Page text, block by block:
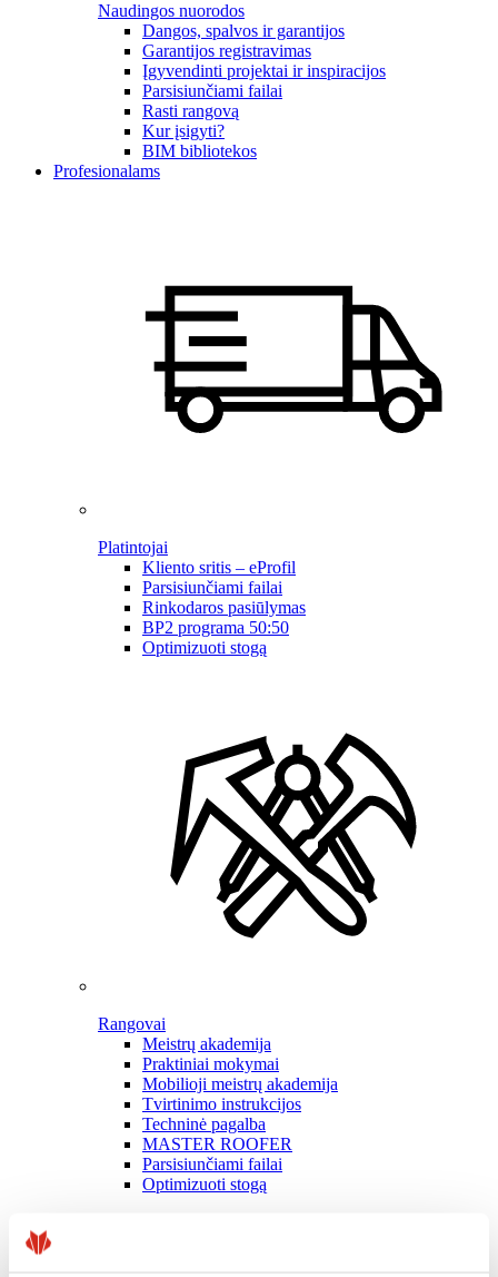
Naudingos nuorodos
Dangos, spalvos ir garantijos
Garantijos registravimas
Įgyvendinti projektai ir inspiracijos
Parsisiunčiami failai
Rasti rangovą
Kur įsigyti?
BIM bibliotekos
Profesionalams
Platintojai
Kliento sritis – eProfil
Parsisiunčiami failai
Rinkodaros pasiūlymas
BP2 programa 50:50
Optimizuoti stogą
Rangovai
Meistrų akademija
Praktiniai mokymai
Mobilioji meistrų akademija
Tvirtinimo instrukcijos
Techninė pagalba
MASTER ROOFER
Parsisiunčiami failai
Optimizuoti stogą